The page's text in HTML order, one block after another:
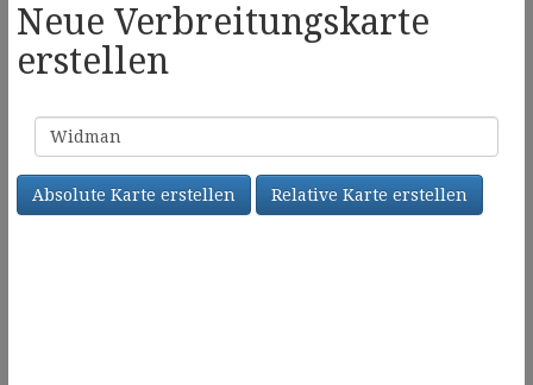
Neue Verbreitungskarte
erstellen
Familienname
Absolute Karte erstellen Relative Karte erstellen